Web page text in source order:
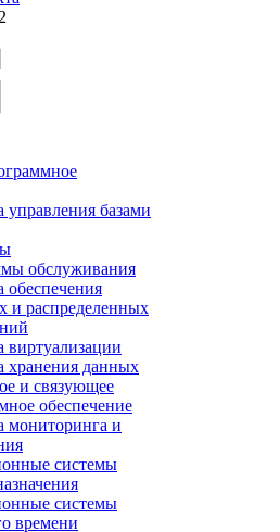
управления базами
обслуживания
обеспечения
и распределенных
виртуализации
хранения данных
и связующее
обеспечение
мониторинга и
системы
системы
времени